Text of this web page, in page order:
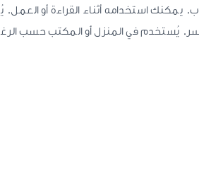
استخدامه أثناء القراءة أو
يُستخدم في المنزل أو المكتب حسب